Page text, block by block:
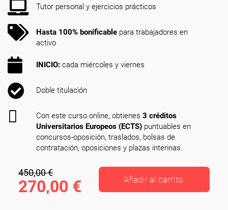
Tutor personal y ejercicios prácticos
Hasta 100% bonificable para trabajadores en
activo
INICIO: cada miércoles y viernes
Doble titulación
Con este curso online, obtienes 3 créditos
Universitarios Europeos (ECTS) puntuables en
concursos-oposición, traslados, bolsas de
contratación, oposiciones y plazas interinas.
450,00 €
270,00 € Añadir al carrito